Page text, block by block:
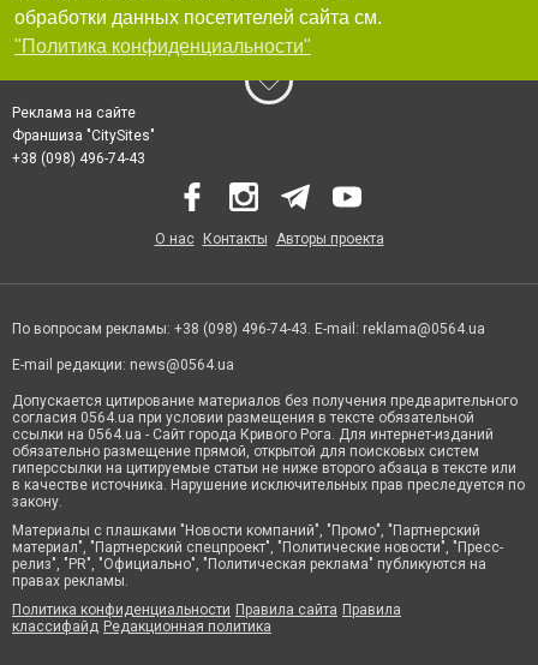
обработки данных посетителей сайта см.
"Политика конфиденциальности"
Реклама на сайте
Франшиза "CitySites"
+38 (098) 496-74-43
О нас Контакты Авторы проекта
По вопросам рекламы: +38 (098) 496-74-43. E-mail: reklama@0564.ua
E-mail редакции: news@0564.ua
Допускается цитирование материалов без получения предварительного
согласия 0564.ua при условии размещения в тексте обязательной
ссылки на 0564.ua - Сайт города Кривого Рога. Для интернет-изданий
обязательно размещение прямой, открытой для поисковых систем
гиперссылки на цитируемые статьи не ниже второго абзаца в тексте или
в качестве источника. Нарушение исключительных прав преследуется по
закону.
Материалы с плашками "Новости компаний", "Промо", "Партнерский
материал", "Партнерский спецпроект", "Политические новости", "Пресс-
релиз", "PR", "Официально", "Политическая реклама" публикуются на
правах рекламы.
Политика конфиденциальности Правила сайта Правила
классифайд Редакционная политика